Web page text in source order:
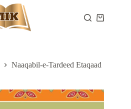
Shopping
Naaqabil-e-Tardeed Etaqaad